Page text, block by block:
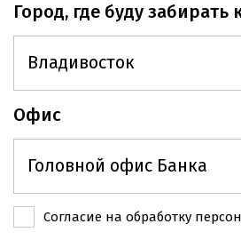
Город, где буду забирать
Владивосток
Владивосток
Находка
Офис
Головной офис Банка
Головной офис Банка
Согласие на обработку